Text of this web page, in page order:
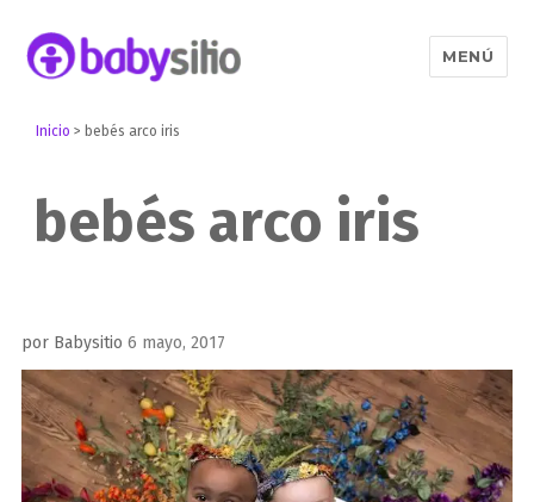
MENÚ
Inicio > bebés arco iris
bebés arco iris
por Babysitio Publicado
el
6 mayo, 2017